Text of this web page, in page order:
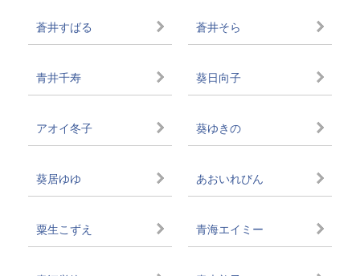
蒼井すばる 蒼井そら
青井千寿 葵日向子
アオイ冬子 葵ゆきの
葵居ゆゆ あおいれびん
粟生こずえ 青海エイミー